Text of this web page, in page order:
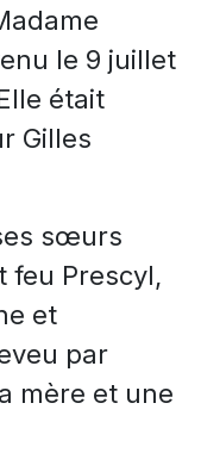
le 9 juillet
était
Gilles
sœurs
feu Prescyl,
et
par
mère et une